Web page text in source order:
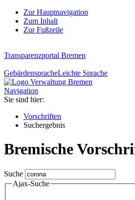
Zur Hauptnavigation
Zum Inhalt
Zur Fußzeile
Transparenzportal Bremen
GebärdenspracheLeichte Sprache
Navigation
Sie sind hier:
Vorschriften
Suchergebnis
Bremische
Suche
Ajax-Suche